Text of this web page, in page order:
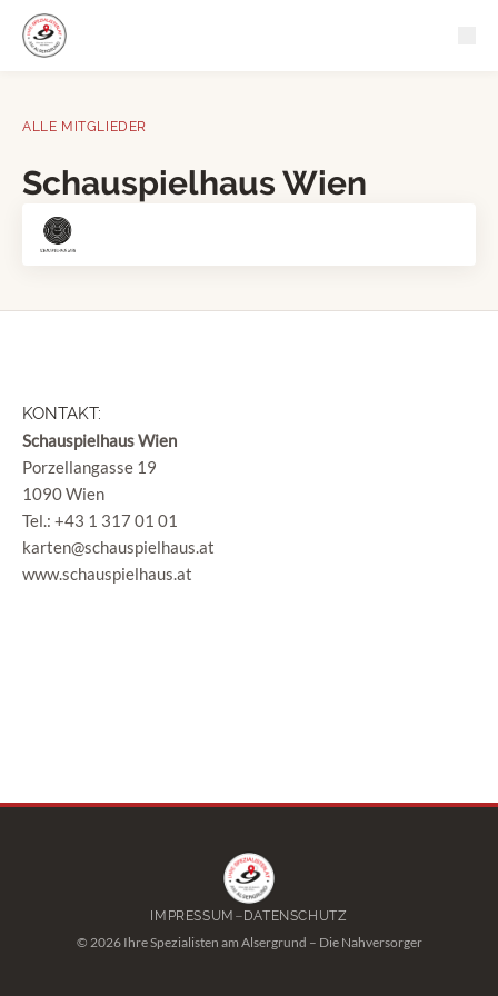
Zum Hauptinhalt springen
ALLE MITGLIEDER
Schauspielhaus Wien
KONTAKT:
Schauspielhaus Wien
Porzellangasse 19
1090 Wien
Tel.: +43 1 317 01 01
karten@schauspielhaus.at
www.schauspielhaus.at
IMPRESSUM – DATENSCHUTZ
© 2026 Ihre Spezialisten am Alsergrund – Die Nahversorger